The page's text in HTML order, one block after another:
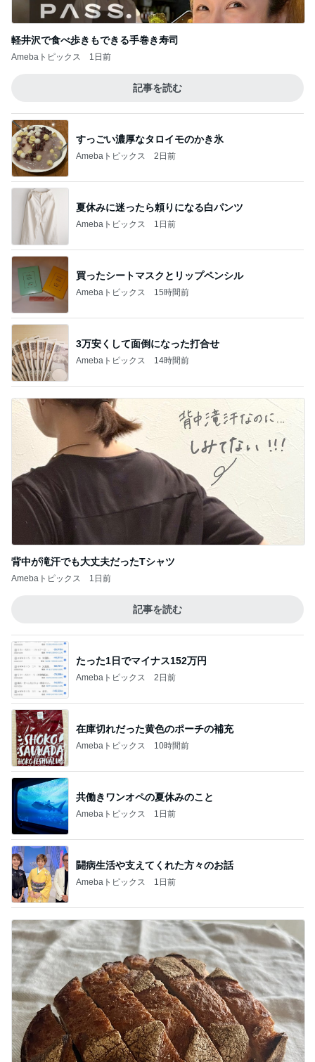
軽井沢で食べ歩きもできる手巻き寿司
Amebaトピックス 1日前
記事を読む
すっごい濃厚なタロイモのかき氷
Amebaトピックス 2日前
夏休みに迷ったら頼りになる白パンツ
Amebaトピックス 1日前
買ったシートマスクとリップペンシル
Amebaトピックス 15時間前
3万安くして面倒になった打合せ
Amebaトピックス 14時間前
背中が滝汗でも大丈夫だったTシャツ
Amebaトピックス 1日前
記事を読む
たった1日でマイナス152万円
Amebaトピックス 2日前
在庫切れだった黄色のポーチの補充
Amebaトピックス 10時間前
共働きワンオペの夏休みのこと
Amebaトピックス 1日前
闘病生活や支えてくれた方々のお話
Amebaトピックス 1日前